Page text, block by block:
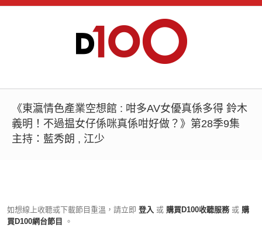
《東瀛情色產業空想館 : 咁多AV女優真係多得 鈴木
義明！不過揾女仔係咪真係咁好做？》第28季9集
主持：藍秀朗 , 江少
如想線上收聽或下載節目重溫，請立即 登入 或 購買D100收聽服務 或 購
買D100網台節目
。